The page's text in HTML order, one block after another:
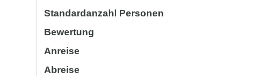
Standardanzahl Personen
Bewertung
Anreise
Abreise